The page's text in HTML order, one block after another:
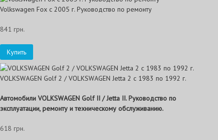
Volkswagen Fox с 2005 г. Руководство по ремонту
841 грн.
Купить
VOLKSWAGEN Golf 2 / VOLKSWAGEN Jetta 2 с 1983 по 1992 г.
Автомобили VOLKSWAGEN Golf II / Jetta II. Руководство по
эксплуатации, ремонту и техническому обслуживанию.
618 грн.